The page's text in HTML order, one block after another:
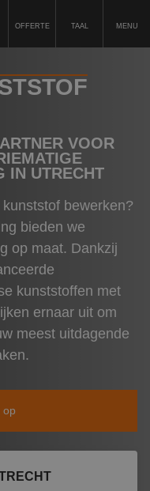
OFFERTE TAAL MENU
VOOR
IN UTRECHT
bewerken?
bieden we
op maat. Dankzij
kunststoffen met
ernaar uit om
meest uitdagende
op